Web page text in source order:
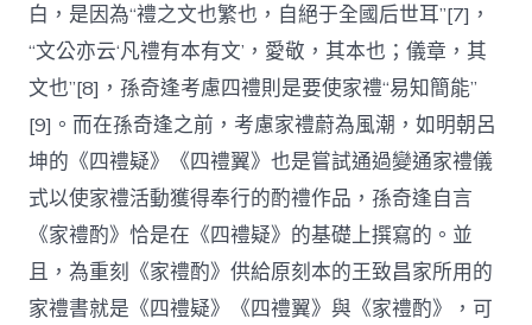
白，是因為“禮之文也繁也，自絕于全國后世耳”[7]，
“文公亦云‘凡禮有本有文’，愛敬，其本也；儀章，其
文也”[8]，孫奇逢考慮四禮則是要使家禮“易知簡能”
[9]。而在孫奇逢之前，考慮家禮蔚為風潮，如明朝呂
坤的《四禮疑》《四禮翼》也是嘗試通過變通家禮儀
式以使家禮活動獲得奉行的酌禮作品，孫奇逢自言
《家禮酌》恰是在《四禮疑》的基礎上撰寫的。並
且，為重刻《家禮酌》供給原刻本的王致昌家所用的
家禮書就是《四禮疑》《四禮翼》與《家禮酌》，可